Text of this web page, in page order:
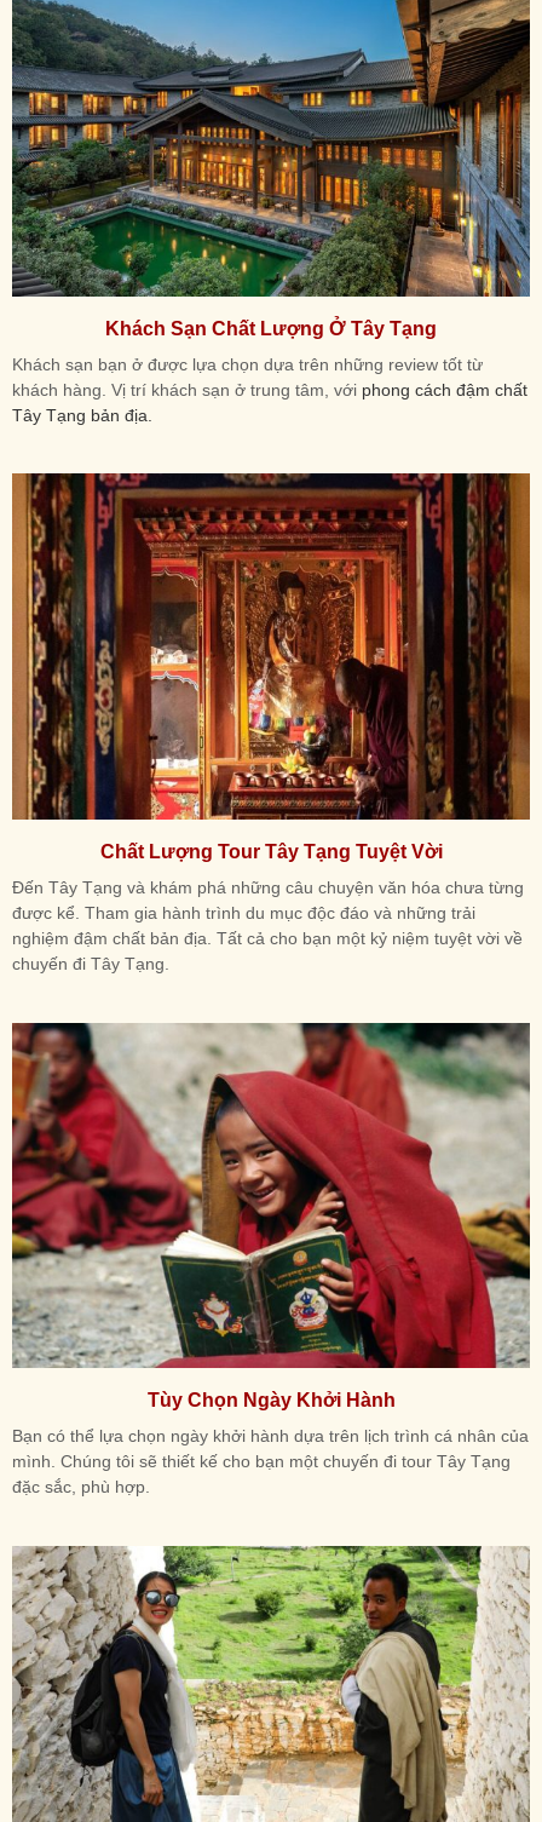
Khách Sạn Chất Lượng Ở Tây Tạng
Khách sạn bạn ở được lựa chọn dựa trên những review tốt từ
khách hàng. Vị trí khách sạn ở trung tâm, với phong cách đậm chất
Tây Tạng bản địa.
Chất Lượng Tour Tây Tạng Tuyệt Vời
Đến Tây Tạng và khám phá những câu chuyện văn hóa chưa từng
được kể. Tham gia hành trình du mục độc đáo và những trải
nghiệm đậm chất bản địa. Tất cả cho bạn một kỷ niệm tuyệt vời về
chuyến đi Tây Tạng.
Tùy Chọn Ngày Khởi Hành
Bạn có thể lựa chọn ngày khởi hành dựa trên lịch trình cá nhân của
mình. Chúng tôi sẽ thiết kế cho bạn một chuyến đi tour Tây Tạng
đặc sắc, phù hợp.